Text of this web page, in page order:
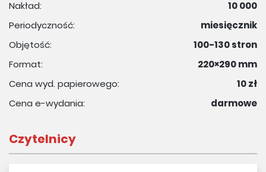
Nakład:
10 000
Periodyczność:
miesięcznik
Objętość:
100-130 stron
Format:
220×290 mm
Cena wyd. papierowego:
10 zł
Cena e-wydania:
darmowe
Czytelnicy